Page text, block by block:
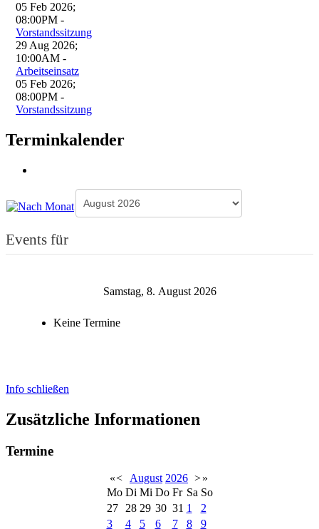
05 Feb 2026;
08:00PM -
Vorstandssitzung
29 Aug 2026;
10:00AM -
Arbeitseinsatz
05 Feb 2026;
08:00PM -
Vorstandssitzung
Terminkalender
Events für
Samstag, 8. August 2026
Keine Termine
Info schließen
Zusätzliche Informationen
Termine
«< August 2026 >»
Mo Di Mi Do Fr Sa So
27
28 29 30 31 1
2
3
4 5 6 7 8 9